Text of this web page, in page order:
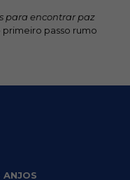
para encontrar paz
passo rumo
ANJOS